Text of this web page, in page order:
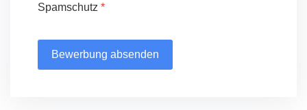
Spamschutz *
Bewerbung absenden